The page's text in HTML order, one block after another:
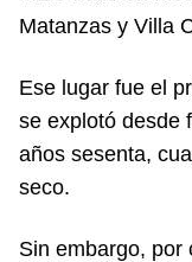
Matanzas y Villa
Ese lugar fue el
se explotó desde
años sesenta,
seco.
Sin embargo, por